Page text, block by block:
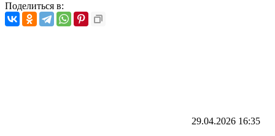
Поделиться в:
29.04.2026 16:35